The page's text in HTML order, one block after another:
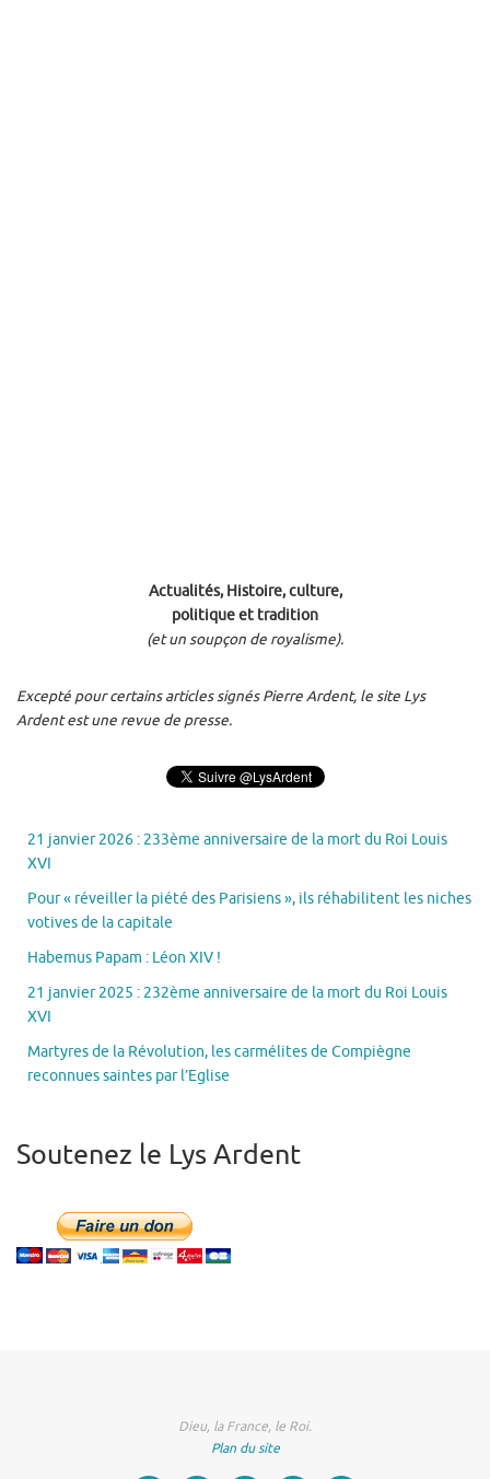
Actualités, Histoire, culture,
politique et tradition
(et un soupçon de royalisme).
Excepté pour certains articles signés Pierre Ardent, le site Lys
Ardent est une revue de presse.
21 janvier 2026 : 233ème anniversaire de la mort du Roi Louis
XVI
Pour « réveiller la piété des Parisiens », ils réhabilitent les niches
votives de la capitale
Habemus Papam : Léon XIV !
21 janvier 2025 : 232ème anniversaire de la mort du Roi Louis
XVI
Martyres de la Révolution, les carmélites de Compiègne
reconnues saintes par l’Eglise
Soutenez le Lys Ardent
Dieu, la France, le Roi.
Plan du site